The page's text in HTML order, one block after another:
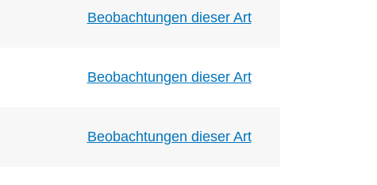
Beobachtungen dieser Art
Beobachtungen dieser Art
Beobachtungen dieser Art